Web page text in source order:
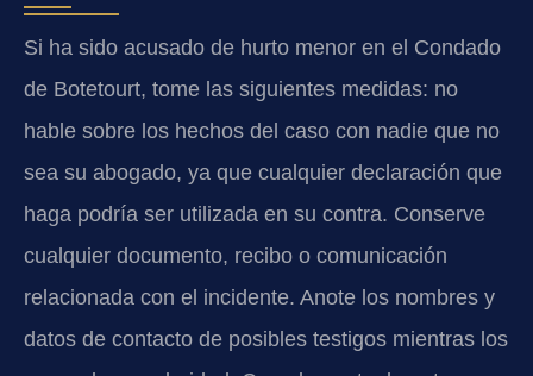
Si ha sido acusado de hurto menor en el Condado
de Botetourt, tome las siguientes medidas: no
hable sobre los hechos del caso con nadie que no
sea su abogado, ya que cualquier declaración que
haga podría ser utilizada en su contra. Conserve
cualquier documento, recibo o comunicación
relacionada con el incidente. Anote los nombres y
datos de contacto de posibles testigos mientras los